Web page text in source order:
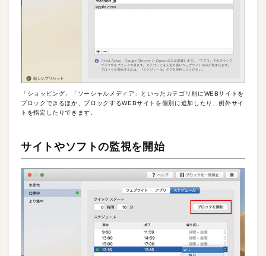
「ショッピング」「ソーシャルメディア」といったカテゴリ別にWEBサイトを
ブロックできるほか、ブロックするWEBサイトを個別に追加したり、例外サイ
トを指定したりできます。
サイトやソフトの監視を開始